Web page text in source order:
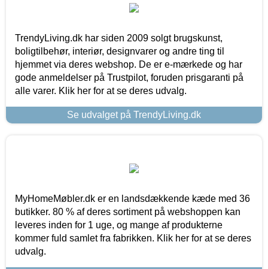
TrendyLiving.dk har siden 2009 solgt brugskunst,
boligtilbehør, interiør, designvarer og andre ting til
hjemmet via deres webshop. De er e-mærkede og har
gode anmeldelser på Trustpilot, foruden prisgaranti på
alle varer. Klik her for at se deres udvalg.
Se udvalget på TrendyLiving.dk
MyHomeMøbler.dk er en landsdækkende kæde med 36
butikker. 80 % af deres sortiment på webshoppen kan
leveres inden for 1 uge, og mange af produkterne
kommer fuld samlet fra fabrikken. Klik her for at se deres
udvalg.